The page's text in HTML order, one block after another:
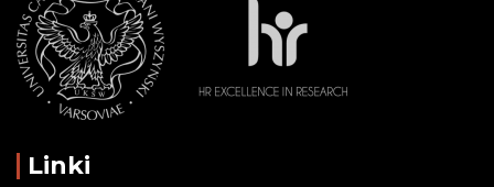
Linki